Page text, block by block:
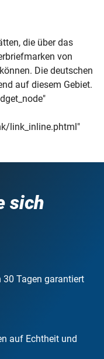
die über das
von
Die deutschen
auf diesem Gebiet.
link_inline.phtml"
sich
30 Tagen garantiert
auf Echtheit und